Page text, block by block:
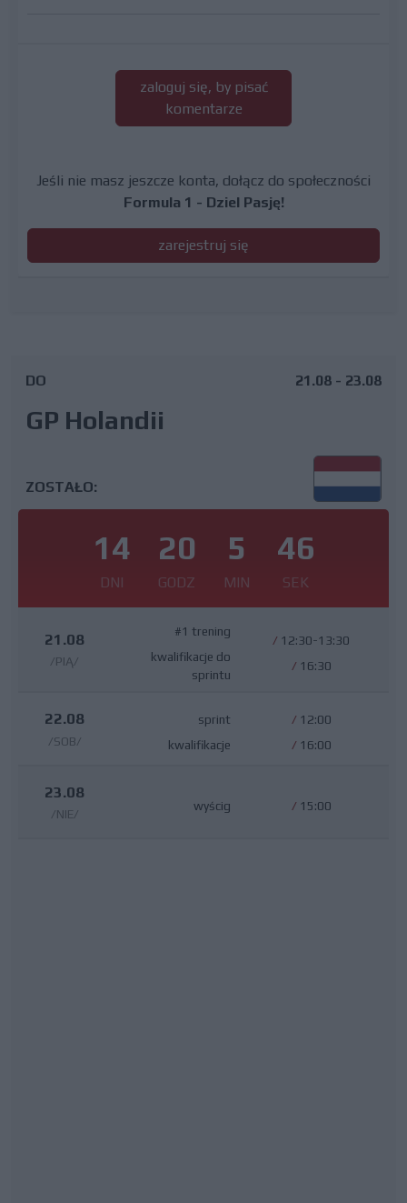
zaloguj się, by pisać
komentarze
Jeśli nie masz jeszcze konta, dołącz do społeczności
Formula 1 - Dziel Pasję!
zarejestruj się
DO
GP Holandii
21.08 - 23.08
ZOSTAŁO:
14
DNI
20
GODZ
5
MIN
46
SEK
21.08
/PIĄ/
#1 trening
kwalifikacje do
sprintu
/ 12:30-13:30
/ 16:30
22.08
/SOB/
sprint
kwalifikacje
/ 12:00
/ 16:00
23.08
/NIE/
wyścig / 15:00